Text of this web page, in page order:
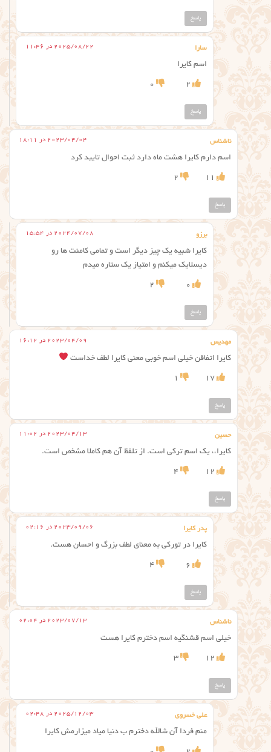
پاسخ
سارا 2025/08/22 در 11:46
اسم کایرا
2
0
پاسخ
ناشناس 2023/04/04 در 18:11
اسم دارم کایرا هشت ماه دارد ثبت احوال تایید کرد
11
2
پاسخ
برزو 2024/07/08 در 15:54
کایرا شبیه یک چیز دیگر است و تمامی کامنت ها رو
دیسلایک میکنم و امتیاز یک ستاره میدم
0
2
پاسخ
مهدیس 2023/04/09 در 16:12
کایرا اتفاقن خیلی اسم خوبی معنی کایرا لطف خداست
17
1
پاسخ
حسین 2023/04/13 در 11:02
کایرا،، یک اسم ترکی است. از تلفظ آن هم کاملا مشخص است.
12
4
پاسخ
پدر کایرا 2023/09/06 در 02:16
کایرا در تورکی به معنای لطف بزرگ و احسان هست.
6
4
پاسخ
ناشناس 2023/07/13 در 02:04
خیلی اسم قشنگیه اسم دخترم کایرا هست
12
3
پاسخ
علی خسروی 2025/12/03 در 02:48
منم فردا آن شالله دخترم ب دنیا میاد میزارمش کایرا